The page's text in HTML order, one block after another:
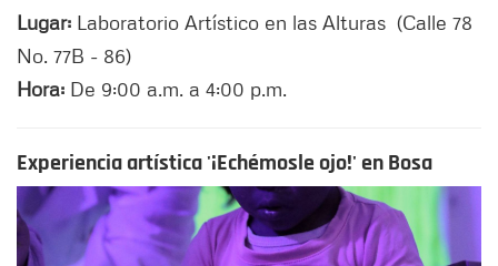
Lugar: Laboratorio Artístico en las Alturas (Calle 78
No. 77B - 86)
Hora: De 9:00 a.m. a 4:00 p.m.
Experiencia artística '¡Echémosle ojo!' en Bosa